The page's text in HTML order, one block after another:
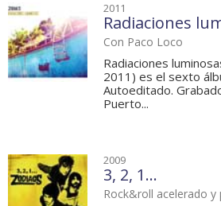
2011
Radiaciones
Con Paco Loco
Radiaciones
2011) es el sexto
Autoeditado.
Puerto...
2009
3, 2, 1...
Rock&roll acelerado y